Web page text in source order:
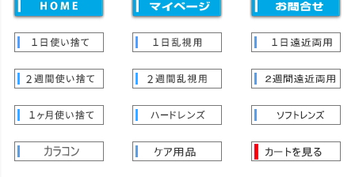
〜
並び順
登録順
価格が高い順
レビュー順
キーワードヒット順